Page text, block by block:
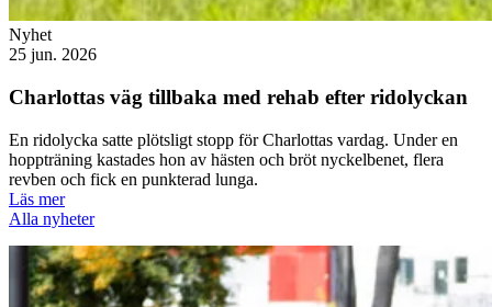
Nyhet
25 jun. 2026
Charlottas väg tillbaka med rehab efter ridolyckan
En ridolycka satte plötsligt stopp för Charlottas vardag. Under en
hoppträning kastades hon av hästen och bröt nyckelbenet, flera
revben och fick en punkterad lunga.
Läs mer
Alla nyheter